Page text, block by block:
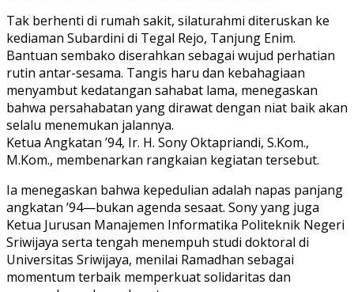
Tak berhenti di rumah sakit, silaturahmi diteruskan ke
kediaman Subardini di Tegal Rejo, Tanjung Enim.
Bantuan sembako diserahkan sebagai wujud perhatian
rutin antar-sesama. Tangis haru dan kebahagiaan
menyambut kedatangan sahabat lama, menegaskan
bahwa persahabatan yang dirawat dengan niat baik akan
selalu menemukan jalannya.
Ketua Angkatan ’94, Ir. H. Sony Oktapriandi, S.Kom.,
M.Kom., membenarkan rangkaian kegiatan tersebut.
Ia menegaskan bahwa kepedulian adalah napas panjang
angkatan ’94—bukan agenda sesaat. Sony yang juga
Ketua Jurusan Manajemen Informatika Politeknik Negeri
Sriwijaya serta tengah menempuh studi doktoral di
Universitas Sriwijaya, menilai Ramadhan sebagai
momentum terbaik memperkuat solidaritas dan